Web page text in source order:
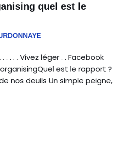
quel est le
. . . . . Vivez léger . . Facebook
est le rapport ?
nos deuils Un simple peigne,